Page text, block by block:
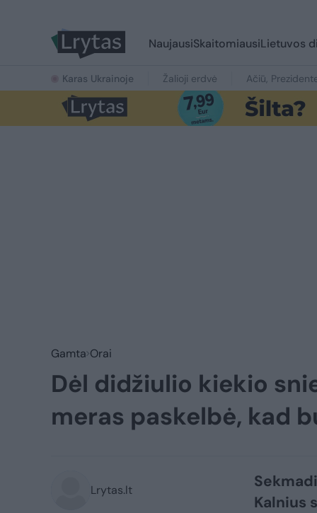
NaujausiSkaitomiausiLietuvos
Karas Ukrainoje Žalioji erdvė Ačiū,
Gamta Orai
Dėl didžiulio kiekio
meras paskelbė, kad
Lrytas.lt
Kalnius